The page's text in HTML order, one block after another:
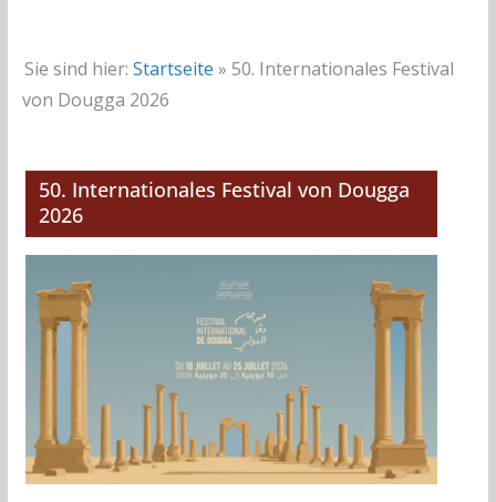
Sie sind hier: Startseite » 50. Internationales Festival
von Dougga 2026
50. Internationales Festival von Dougga
2026